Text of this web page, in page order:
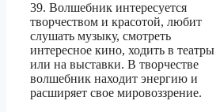
39. Волшебник интересуется
творчеством и красотой, любит
слушать музыку, смотреть
интересное кино, ходить в театры
или на выставки. В творчестве
волшебник находит энергию и
расширяет свое мировоззрение.